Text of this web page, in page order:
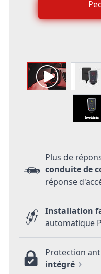
Plus de
conduite de
réponse
Installation
automatique
Protection
intégré